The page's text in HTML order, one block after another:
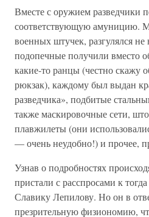
Вместе с оружием разведчики
соответствующую амуницию.
военных штучек, разгулялся
подопечные получили вместо
какие-то ранцы (честно скажу
рюкзак), каждому был выдан
разведчика», подбитые
также маскировочные сети,
плавжилеты (они
— очень неудобно!) и прочее,
Узнав о подробностях
пристали с расспросами к
Славику Лепилову. Но он в
презрительную физиономию,